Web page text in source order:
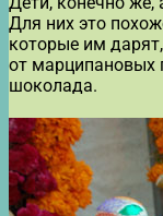
Для них это
которые им
от марципановых
шоколада.